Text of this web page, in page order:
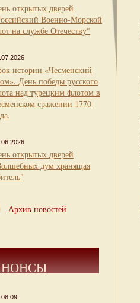
открытых дверей
Военно-Морской
на службе Отечеству"
истории «Чесменский
День победы русского
над турецким флотом в
сражении 1770
открытых дверей
дум хранящая
Архив новостей